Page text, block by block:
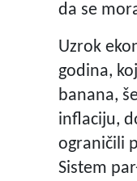
da se
Uzrok
godina,
banana,
inflaciju,
ograničili
Sistem